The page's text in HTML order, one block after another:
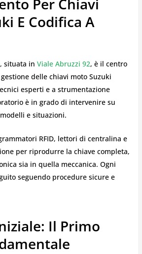
Per Chiavi
E Codifica A
, situata in Viale Abruzzi 92, è il centro
delle chiavi moto Suzuki
esperti e a strumentazione
è in grado di intervenire su
e situazioni.
RFID, lettori di centralina e
per riprodurre la chiave completa,
sia in quella meccanica. Ogni
seguendo procedure sicure e
Il Primo